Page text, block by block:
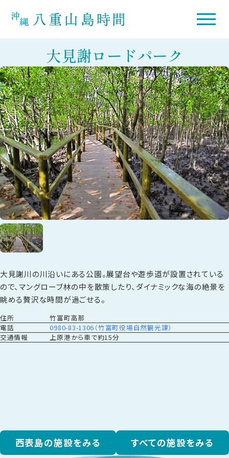
大見謝ロードパーク
大見謝川の川沿いにある公園。展望台や遊歩道が設置されている
ので、マングローブ林の中を散策したり、ダイナミックな海の絶景を
眺める贅沢な時間が過ごせる。
住所
竹富町高那
電話
0980-83-1306（竹富町役場自然観光課）
交通情報
上原港から車で約15分
西表島の施設をみる すべての施設をみる